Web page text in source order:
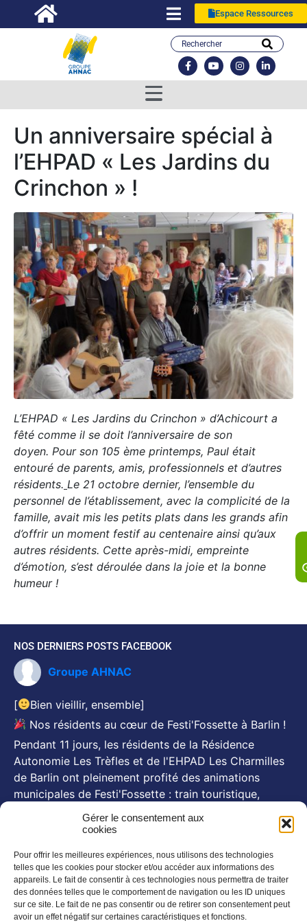
Gérer le consentement aux
cookies
Pour offrir les meilleures expériences, nous utilisons des technologies
telles que les cookies pour stocker et/ou accéder aux informations des
appareils. Le fait de consentir à ces technologies nous permettra de traiter
des données telles que le comportement de navigation ou les ID uniques
sur ce site. Le fait de ne pas consentir ou de retirer son consentement peut
avoir un effet négatif sur certaines caractéristiques et fonctions.
Espace Ressources
Un anniversaire spécial à
l’EHPAD « Les Jardins du
Crinchon » !
L’EHPAD « Les Jardins du Crinchon » d’Achicourt a
fêté comme il se doit l’anniversaire de son
doyen. Pour son 105 ème printemps, Paul était
entouré de parents, amis, professionnels et d’autres
résidents. Le 21 octobre dernier, l’ensemble du
personnel de l’établissement, avec la complicité de la
famille, avait mis les petits plats dans les grands afin
d’offrir un moment festif au centenaire ainsi qu’aux
autres résidents. Cette après-midi, empreinte
d’émotion, s’est déroulée dans la joie et la bonne
humeur !
NOS DERNIERS POSTS FACEBOOK
Groupe AHNAC
[
Bien vieillir, ensemble]
Nos résidents au cœur de Festi'Fossette à Barlin !
Pendant 11 jours, les résidents de la Résidence
Autonomie Les Trèfles et de l'EHPAD Les Charmilles
de Barlin ont pleinement profité des animations
municipales de Festi'Fossette : train touristique,
festif du 26 juillet animé par Michel Pruvot, aux côtés
Photo
NOS NEWSLETTERS
En savoir plus